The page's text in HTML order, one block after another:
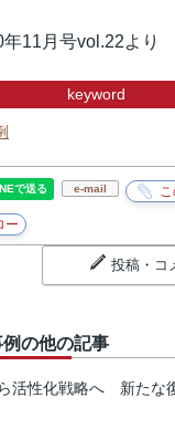
11月号vol.22より
keyword
e-mail
投稿・コ
の他の記事
活性化戦略へ 新たな